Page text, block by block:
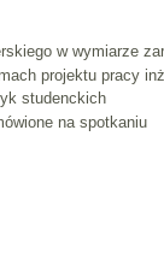
w wymiarze
projektu pracy
studenckich
na spotkaniu